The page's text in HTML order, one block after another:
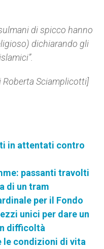
di spicco hanno
dichiarando gli
Sciamplicotti]
in attentati contro
passanti travolti
di un tram
per il Fondo
unici per dare un
difficoltà
le condizioni di vita